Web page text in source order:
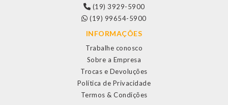
(19) 3929-5900
(19) 99654-5900
INFORMAÇÕES
Trabalhe conosco
Sobre a Empresa
Trocas e Devoluções
Política de Privacidade
Termos & Condições